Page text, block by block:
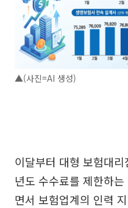
▲(사진=AI 생성)
이달부터 대형 보험대
년도 수수료를 제한하
면서 보험업계의 인력